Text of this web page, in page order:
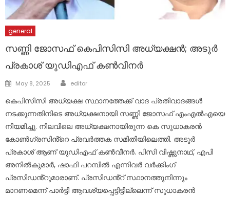
general
സണ്ണി ജോസഫ് കെപിസിസി അധ്യക്ഷൻ; അടൂർ
പ്രകാശ് യുഡിഎഫ് കൺവീനർ
Posted
May 8, 2025 Author
editor
കെപിസിസി അധ്യക്ഷ സ്ഥാനത്തേക്ക് വാദ പ്രതിവാദങ്ങൾ
നടക്കുന്നതിനിടെ അധ്യക്ഷനായി സണ്ണി ജോസഫ് എംഎൽഎയെ
നിയമിച്ചു. നിലവിലെ അധ്യക്ഷനായിരുന്ന കെ സുധാകരൻ
കോൺഗ്രസിൻ്റെ പ്രവർത്തക സമിതിയിലെത്തി. അടൂർ
പ്രകാശ് ആണ് യുഡിഎഫ് കൺവീനർ. പിസി വിഷ്ണുനാഥ്, എപി
അനിൽകുമാർ, ഷാഫി പറമ്പിൽ എന്നിവർ വർക്കിംഗ്
പ്രസിഡൻ്റുമാരാണ്. പ്രസിഡൻ്റ് സ്ഥാനത്തുനിന്നും
മാറണമെന്ന് പാർട്ടി ആവശ്യപ്പെട്ടിട്ടില്ലെന്ന് സുധാകരൻ